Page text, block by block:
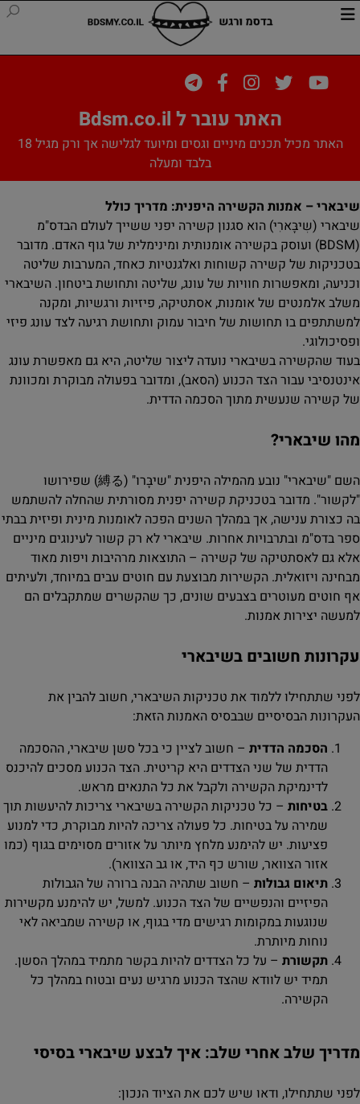
האתר עובר ל Bdsm.co.il
האתר מכיל תכנים מיניים וגסים ומיועד לגלישה אך ורק מגיל 18
בלבד ומעלה
שיבארי – אמנות הקשירה היפנית: מדריך כולל
שיבארי (שִיבָּארִי) הוא סגנון קשירה יפני ששייך לעולם הבדס"מ
(BDSM) ועוסק בקשירה אומנותית ומינימלית של גוף האדם. מדובר
בטכניקות של קשירה קשוחות ואלגנטיות כאחד, המערבות שליטה
וכניעה, ומאפשרות חוויות של עונג, שליטה ותחושת ביטחון. השיבארי
משלב אלמנטים של אומנות, אסתטיקה, פיזיות ורגשיות, ומקנה
למשתתפים בו תחושות של חיבור עמוק ותחושת רגיעה לצד עונג פיזי
ופסיכולוגי.
בעוד שהקשירה בשיבארי נועדה ליצור שליטה, היא גם מאפשרת עונג
אינטנסיבי עבור הצד הכנוע (הסאב), ומדובר בפעולה מבוקרת ומכוונת
של קשירה שנעשית מתוך הסכמה הדדית.
מהו שיבארי?
השם "שיבארי" נובע מהמילה היפנית "שיבָּרו" (縛る) שפירושו
"לקשור". מדובר בטכניקת קשירה יפנית מסורתית שהחלה להשתמש
בה כצורת ענישה, אך במהלך השנים הפכה לאומנות מינית ופיזית בבתי
ספר בדס"מ ובתרבויות אחרות. שיבארי לא רק קשור לעינוגים מיניים
אלא גם לאסתטיקה של קשירה – התוצאות מרהיבות ויפות מאוד
מבחינה ויזואלית. הקשירות מבוצעת עם חוטים עבים במיוחד, ולעיתים
אף חוטים מעוטרים בצבעים שונים, כך שהקשרים שמתקבלים הם
למעשה יצירות אמנות.
עקרונות חשובים בשיבארי
לפני שתתחילו ללמוד את טכניקות השיבארי, חשוב להבין את
העקרונות הבסיסיים שבבסיס האמנות הזאת:
הסכמה הדדית – חשוב לציין כי בכל סשן שיבארי, ההסכמה
הדדית של שני הצדדים היא קריטית. הצד הכנוע מסכים להיכנס
לדינמיקת הקשירה ולקבל את כל התנאים מראש.
בטיחות – כל טכניקות הקשירה בשיבארי צריכות להיעשות תוך
שמירה על בטיחות. כל פעולה צריכה להיות מבוקרת, כדי למנוע
פציעות. יש להימנע מלחץ מיותר על אזורים מסוימים בגוף (כמו
אזור הצוואר, שורש כף היד, או גב הצוואר).
תיאום גבולות – חשוב שתהיה הבנה ברורה של הגבולות
הפיזיים והנפשיים של הצד הכנוע. למשל, יש להימנע מקשירות
שנוגעות במקומות רגישים מדי בגוף, או קשירה שמביאה לאי
נוחות מיותרת.
תקשורת – על כל הצדדים להיות בקשר מתמיד במהלך הסשן.
תמיד יש לוודא שהצד הכנוע מרגיש נעים ובטוח במהלך כל
הקשירה.
מדריך שלב אחרי שלב: איך לבצע שיבארי בסיסי
לפני שתתחילו, ודאו שיש לכם את הציוד הנכון: